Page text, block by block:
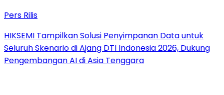
Pers Rilis
HIKSEMI Tampilkan Solusi Penyimpanan Data untuk
Seluruh Skenario di Ajang DTI Indonesia 2026, Dukung
Pengembangan AI di Asia Tenggara